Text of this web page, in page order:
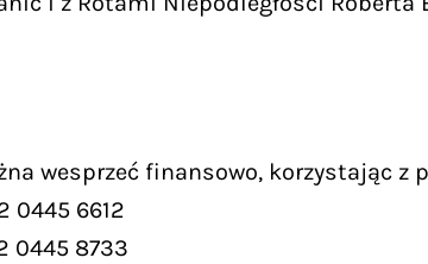
wesprzeć finansowo, korzystając z
0445 6612
0445 8733